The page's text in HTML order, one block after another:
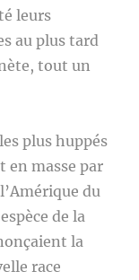
leurs
au plus tard
tout un
plus huppés
en masse par
du
de la
la
race